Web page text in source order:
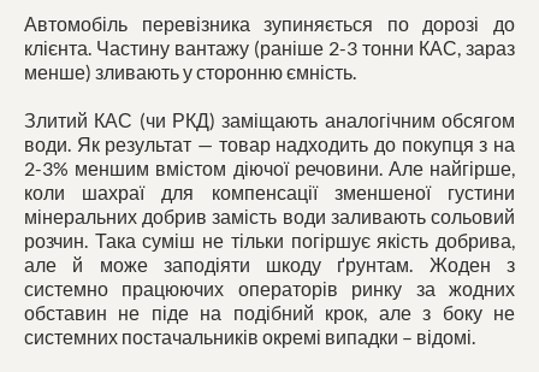
Автомобіль перевізника зупиняється по дорозі до
клієнта. Частину вантажу (раніше 2-3 тонни КАС, зараз
менше) зливають у сторонню ємність.
Злитий КАС (чи РКД) заміщають аналогічним обсягом
води. Як результат — товар надходить до покупця з на
2-3% меншим вмістом діючої речовини. Але найгірше,
коли шахраї для компенсації зменшеної густини
мінеральних добрив замість води заливають сольовий
розчин. Така суміш не тільки погіршує якість добрива,
але й може заподіяти шкоду ґрунтам. Жоден з
системно працюючих операторів ринку за жодних
обставин не піде на подібний крок, але з боку не
системних постачальників окремі випадки – відомі.